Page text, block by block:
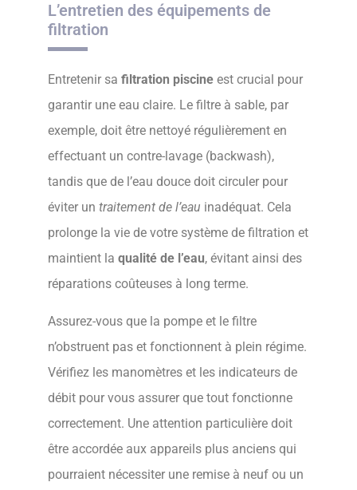
L’entretien des équipements de
filtration
Entretenir sa filtration piscine est crucial pour
garantir une eau claire. Le filtre à sable, par
exemple, doit être nettoyé régulièrement en
effectuant un contre-lavage (backwash),
tandis que de l’eau douce doit circuler pour
éviter un traitement de l’eau inadéquat. Cela
prolonge la vie de votre système de filtration et
maintient la qualité de l’eau, évitant ainsi des
réparations coûteuses à long terme.
Assurez-vous que la pompe et le filtre
n’obstruent pas et fonctionnent à plein régime.
Vérifiez les manomètres et les indicateurs de
débit pour vous assurer que tout fonctionne
correctement. Une attention particulière doit
être accordée aux appareils plus anciens qui
pourraient nécessiter une remise à neuf ou un